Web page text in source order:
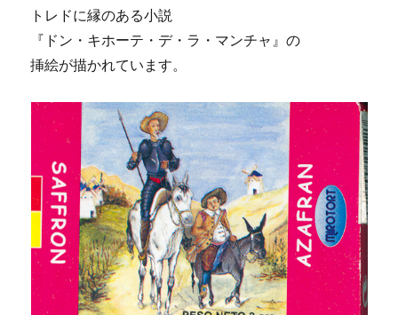
トレドに縁のある小説
『ドン・キホーテ・デ・ラ・マンチャ』の
挿絵が描かれています。